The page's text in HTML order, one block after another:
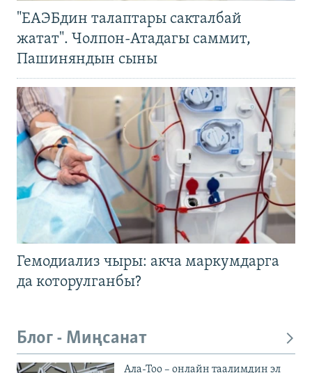
"ЕАЭБдин талаптары сакталбай
жатат". Чолпон-Атадагы саммит,
Пашиняндын сыны
Гемодиализ чыры: акча маркумдарга
да которулганбы?
Блог - Миңсанат
Ала-Тоо – онлайн таалимдин эл